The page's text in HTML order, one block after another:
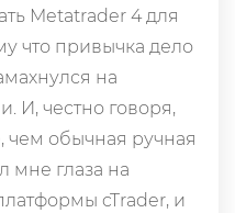
Metatrader 4 для
что привычка дело
на
И, честно говоря,
чем обычная ручная
мне глаза на
cTrader, и